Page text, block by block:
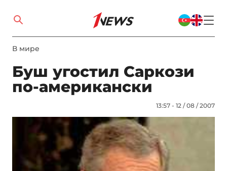
В мире
Буш угостил Саркози
по-американски
13:57 - 12 / 08 / 2007